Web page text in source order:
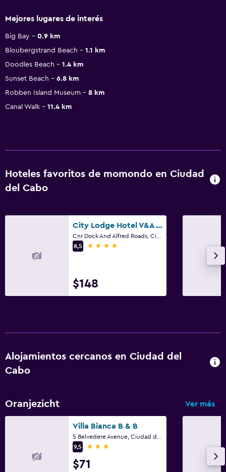
Mejores lugares de interés
Big Bay
0.9 km
Bloubergstrand Beach
1.1 km
Doodles Beach
1.4 km
Sunset Beach
6.8 km
Robben Island Museum
8 km
Canal Walk
11.4 km
Hoteles favoritos de momondo en Ciudad
del Cabo
City Lodge Hotel V&A Waterfront
8,5
4 estrellas
$148
Alojamientos cercanos en Ciudad del
Cabo
Oranjezicht Ver más
Villa Bianca B & B
9,5
3 estrellas
$71